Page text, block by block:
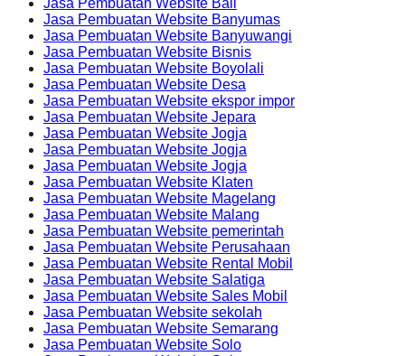
Jasa Pembuatan Website Banyumas
Jasa Pembuatan Website Banyuwangi
Jasa Pembuatan Website Bisnis
Jasa Pembuatan Website Boyolali
Jasa Pembuatan Website Desa
Jasa Pembuatan Website ekspor impor
Jasa Pembuatan Website Jepara
Jasa Pembuatan Website Jogja
Jasa Pembuatan Website Jogja
Jasa Pembuatan Website Jogja
Jasa Pembuatan Website Klaten
Jasa Pembuatan Website Magelang
Jasa Pembuatan Website Malang
Jasa Pembuatan Website pemerintah
Jasa Pembuatan Website Perusahaan
Jasa Pembuatan Website Rental Mobil
Jasa Pembuatan Website Salatiga
Jasa Pembuatan Website Sales Mobil
Jasa Pembuatan Website sekolah
Jasa Pembuatan Website Semarang
Jasa Pembuatan Website Solo